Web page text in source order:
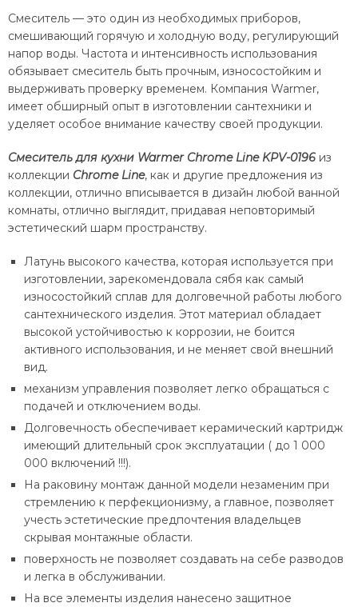
Смеситель — это один из необходимых приборов,
смешивающий горячую и холодную воду, регулирующий
напор воды. Частота и интенсивность использования
обязывает смеситель быть прочным, износостойким и
выдерживать проверку временем. Компания Warmer,
имеет обширный опыт в изготовлении сантехники и
уделяет особое внимание качеству своей продукции.
Смеситель для кухни Warmer Chrome Line KPV-0196 из
коллекции Chrome Line, как и другие предложения из
коллекции, отлично вписывается в дизайн любой ванной
комнаты, отлично выглядит, придавая неповторимый
эстетический шарм пространству.
Латунь высокого качества, которая используется при
изготовлении, зарекомендовала сябя как самый
износостойкий сплав для долговечной работы любого
сантехнического изделия. Этот материал обладает
высокой устойчивостью к коррозии, не боится
активного использования, и не меняет свой внешний
вид.
механизм управления позволяет легко обращаться с
подачей и отключением воды.
Долговечность обеспечивает керамический картридж
имеющий длительный срок эксплуатации ( до 1 000
000 включений !!!).
На раковину монтаж данной модели незаменим при
стремлению к перфекционизму, а главное, позволяет
учесть эстетические предпочтения владельцев
скрывая монтажные области.
поверхность не позволяет создавать на себе разводов
и легка в обслуживании.
На все элементы изделия нанесено защитное